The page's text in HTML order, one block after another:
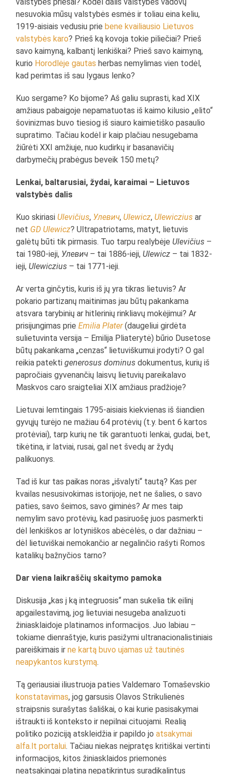
nesuvokia mūsų valstybės esmės ir toliau eina keliu,
1919-aisiais vedusiu priebene kvailiausio Lietuvos
valstybės karo? Prieš ką kovoja tokie piliečiai? Prieš
savo kaimyną, kalbantį lenkiškai? Prieš savo kaimyną,
kurio Horodlėje gautas herbas nemylimas vien todėl,
kad perimtas iš sau lygaus lenko?
Kuo sergame? Ko bijome? Aš galiu suprasti, kad XIX
amžiaus pabaigoje nepamatuotas iš kaimo kilusio „elito“
šovinizmas buvo tiesiog iš siauro kaimietiško pasaulio
supratimo. Tačiau kodėl ir kaip plačiau nesugebama
žiūrėti XXI amžiuje, nuo kudirkų ir basanavičių
darbymečių prabėgus beveik 150 metų?
Lenkai, baltarusiai, žydai, karaimai – Lietuvos
valstybės dalis
Kuo skiriasi Ulevičius, Улевич, Ulewicz, Ulewiczius ar
net GD Ulewicz? Ultrapatriotams, matyt, lietuvis
galėtų būti tik pirmasis. Tuo tarpu realybėje Ulevičius –
tai 1980-ieji, Улевич – tai 1886-ieji, Ulewicz – tai 1832-
ieji, Ulewiczius – tai 1771-ieji.
Ar verta ginčytis, kuris iš jų yra tikras lietuvis? Ar
pokario partizanų maitinimas jau būtų pakankama
atsvara tarybinių ar hitlerinių rinkliavų mokėjimui? Ar
prisijungimas prieEmilia Plater(daugeliui girdėta
sulietuvinta versija – Emilija Pliaterytė) būrio Dusetose
būtų pakankama „cenzas“ lietuviškumui įrodyti? O gal
reikia patektigenerosus dominus dokumentus, kurių iš
papročiais gyvenančių laisvų lietuvių pareikalavo
Maskvos caro sraigteliai XIX amžiaus pradžioje?
Lietuvai lemtingais 1795-aisiais kiekvienas iš šiandien
gyvųjų turėjo ne mažiau 64 protėvių (t.y. bent 6 kartos
protėviai), tarp kurių ne tik garantuoti lenkai, gudai, bet,
tikėtina, ir latviai, rusai, gal net švedų ar žydų
palikuonys.
Tad iš kur tas paikas noras „išvalyti“ tautą? Kas per
kvailas nesusivokimas istorijoje, net ne šalies, o savo
paties, savo šeimos, savo giminės? Ar mes taip
nemylim savo protėvių, kad pasiruošę juos pasmerkti
dėl lenkiškos ar lotyniškos abėcėlės, o dar dažniau –
dėl lietuviškai nemokančio ar negalinčio rašyti Romos
katalikų bažnyčios tarno?
Dar viena laikraščių skaitymo pamoka
Diskusija „kas į ką integruosis“ man sukelia tik eilinį
apgailestavimą, jog lietuviai nesugeba analizuoti
žiniasklaidoje platinamos informacijos. Juo labiau –
tokiame dienraštyje, kuris pasižymi ultranacionalistiniais
pareiškimais irne kartą buvo ujamas už tautinės
neapykantos kurstymą.
Tą geriausiai iliustruoja paties Valdemaro Tomaševskio
konstatavimas, jog garsusis Olavos Strikulienės
straipsnis surašytas šališkai, o kai kurie pasisakymai
ištraukti iš konteksto ir nepilnai cituojami. Realią
politiko poziciją atskleidžia ir papildo joatsakymai
alfa.lt portalui. Tačiau niekas neįpratęs kritiškai vertinti
informacijos, kitos žiniasklaidos priemonės
neatsakingai platina nepatikrintus suradikalintus